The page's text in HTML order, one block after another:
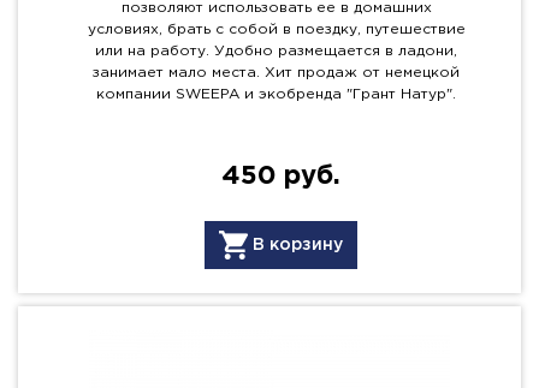
позволяют использовать ее в домашних
условиях, брать с собой в поездку, путешествие
или на работу. Удобно размещается в ладони,
занимает мало места. Хит продаж от немецкой
компании SWEEPA и экобренда "Грант Натур".
450 руб.
В корзину